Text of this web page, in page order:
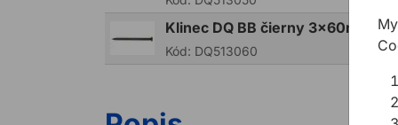
Klinec DQ BB čierny 3x60mm
Kód: DQ513060